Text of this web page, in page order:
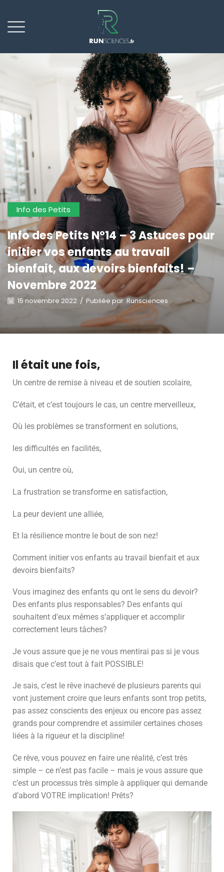
Info des Petits
Info des Petits N°14 – 3 Astuces pour
initier vos enfants au travail
bienfait, aux devoirs bienfaits! –
Novembre 2022
15 novembre 2022 / Publiée par Runsciences
Il était une fois,
Un centre de remise à niveau et de soutien scolaire,
C’était, et c’est toujours le cas, un centre merveilleux,
Où les problèmes se transforment en solutions,
les difficultés en facilités,
Oui, un centre où,
La frustration se transforme en satisfaction,
La peur devient une alliée,
Et la résilience montre le bout de son nez!
Comment initier vos enfants au travail bienfait et aux
devoirs bienfaits?
Vous imaginez des enfants qu ont le sens du devoir?
Des enfants plus responsables? Des enfants qui
souhaitent d’eux mêmes s’appliquer et accomplir
correctement leurs tâches?
Je vous assure que je ne vous mentirai pas si je vous
disais que c’est tout à fait POSSIBLE!
Je sais, c’est le rêve inachevé de plusieurs parents qui
vont justement croire que leurs enfants sont trop petits,
pas assez conscients des enjeux ou encore pas assez
grands pour comprendre et assimiler certaines choses
liées à la rigueur et la discipline!
Ce rêve, vous pouvez en faire une réalité, c’est très
simple – ce n’est pas facile – mais je vous assure que
c’est un processus très simple à appliquer qui demande
d’abord VOTRE implication! Prêts?